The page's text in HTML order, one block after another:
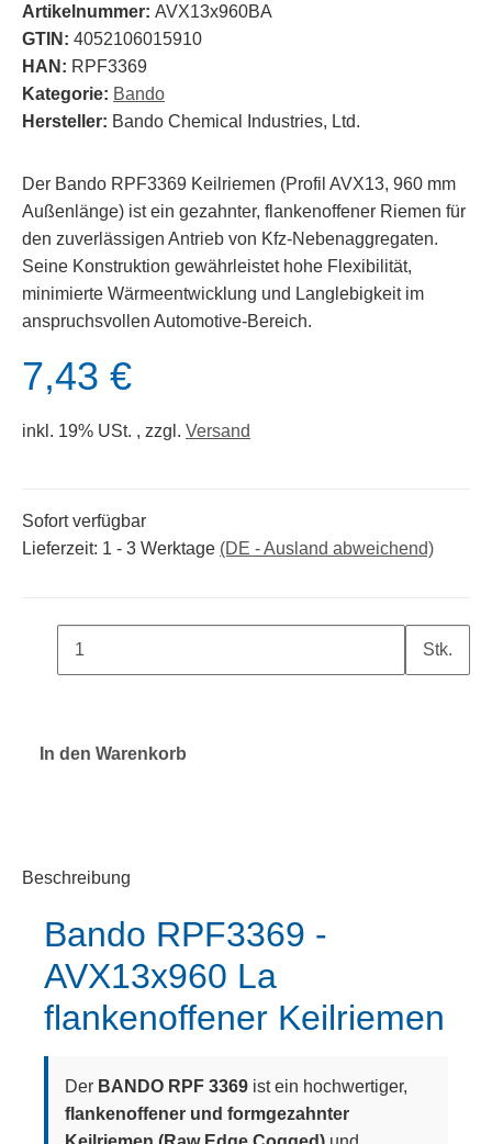
Artikelnummer: AVX13x960BA
GTIN: 4052106015910
HAN: RPF3369
Kategorie: Bando
Hersteller: Bando Chemical Industries, Ltd.
Der Bando RPF3369 Keilriemen (Profil AVX13, 960 mm
Außenlänge) ist ein gezahnter, flankenoffener Riemen für
den zuverlässigen Antrieb von Kfz-Nebenaggregaten.
Seine Konstruktion gewährleistet hohe Flexibilität,
minimierte Wärmeentwicklung und Langlebigkeit im
anspruchsvollen Automotive-Bereich.
7,43 €
inkl. 19% USt. , zzgl. Versand
Sofort verfügbar
Lieferzeit: 1 - 3 Werktage (DE - Ausland abweichend)
Stk.
In den Warenkorb
Beschreibung
Bando RPF3369 -
AVX13x960 La
flankenoffener Keilriemen
Der BANDO RPF 3369 ist ein hochwertiger,
flankenoffener und formgezahnter